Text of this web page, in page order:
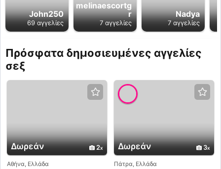
John250
69 αγγελίες
melinaescortg
r
7 αγγελίες
Nadya
7 αγγελίες
Πρόσφατα δημοσιευμένες αγγελίες
σεξ
Δωρεάν 2
Αθήνα, Ελλάδα
Δωρεάν 3
Πάτρα, Ελλάδα